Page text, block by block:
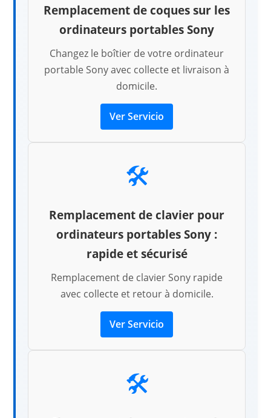
Remplacement de coques sur les
ordinateurs portables Sony
Changez le boîtier de votre ordinateur
portable Sony avec collecte et livraison à
domicile.
Ver Servicio
🛠️
Remplacement de clavier pour
ordinateurs portables Sony :
rapide et sécurisé
Remplacement de clavier Sony rapide
avec collecte et retour à domicile.
Ver Servicio
🛠️